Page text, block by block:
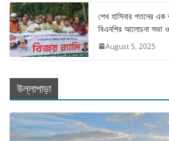
শেখ হাসিনার পতনের এক
বিএনপির আলোচনা সভা ও
August 5, 2025
উল্লাপাড়া